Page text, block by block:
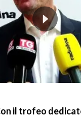
il trofeo